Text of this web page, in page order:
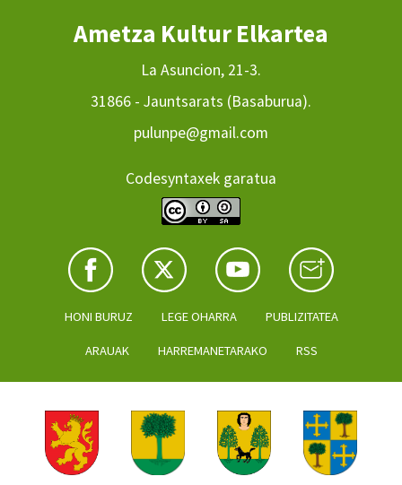
Ametza Kultur Elkartea
La Asuncion, 21-3.
31866 - Jauntsarats (Basaburua).
pulunpe@gmail.com
Codesyntaxek garatua
HONI BURUZ LEGE OHARRA PUBLIZITATEA
ARAUAK HARREMANETARAKO RSS